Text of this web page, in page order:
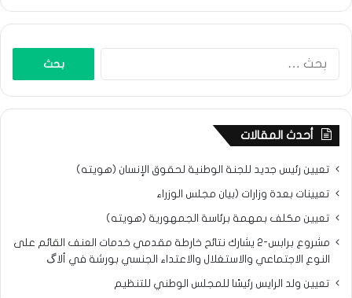
أحدث المقالات
تعيين رئيس جديد للجنة الوطنية لحقوق الإنسان (هويته)
تعيينات بعدة وزارات (بيان مجلس الوزراء
تعيين مكلف بمهمة برئاسة الجمهورية (هويته)
مشروع برابس-2 يشارك نتائح خارطة مقدمي خدمات العنف القائم على
النوع الاجتماعي والاستغلال والاعتداء الجنسي بورشة في ألاگ
تعيين ولد الرايس رئيسًا للمجلس الوطني للتنظيم